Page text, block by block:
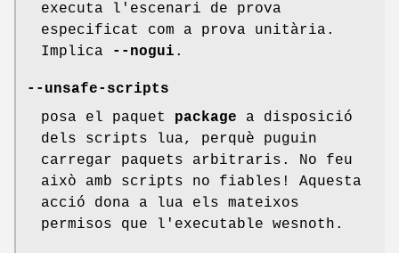
executa l'escenari de prova
especificat com a prova unitària.
Implica
--nogui .
--unsafe-scripts
posa el paquet package a disposició
dels scripts lua, perquè puguin
carregar paquets arbitraris. No feu
això amb scripts no fiables! Aquesta
acció dona a lua els mateixos
permisos que l'executable wesnoth.